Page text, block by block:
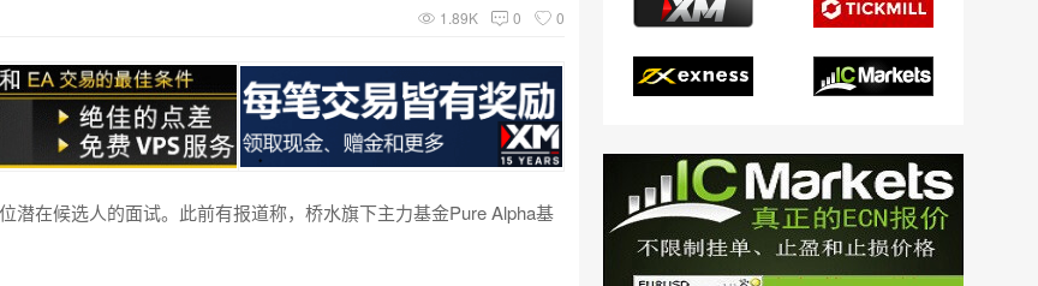
1.89K 0 0
在候选人的面试。此前有报道称，桥水旗下主力基金Pure Alpha基